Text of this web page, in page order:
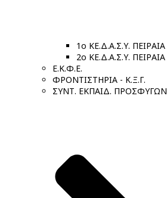
1ο ΚΕ.Δ.Α.Σ.Υ. ΠΕΙΡΑΙΑ
2ο ΚΕ.Δ.Α.Σ.Υ. ΠΕΙΡΑΙΑ
Ε.Κ.Φ.Ε.
ΦΡΟΝΤΙΣΤΗΡΙΑ - Κ.Ξ.Γ.
ΣΥΝΤ. ΕΚΠΑΙΔ. ΠΡΟΣΦΥΓΩΝ